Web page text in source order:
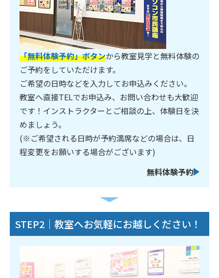
「無料体験予約」ボタンから教室見学と無料体験の
ご予約をしていただけます。
ご希望の日時などを入力してお申込みください。
教室へ直接TELでお申込み、お問い合わせも大歓迎
です！インストラクターとご相談の上、体験日を決
めましょう。
(※ご希望される日時が予約満席などの場合は、日
程変更をお願いする場合がございます)
無料体験予約
STEP2｜教室へお気軽にお越しください！